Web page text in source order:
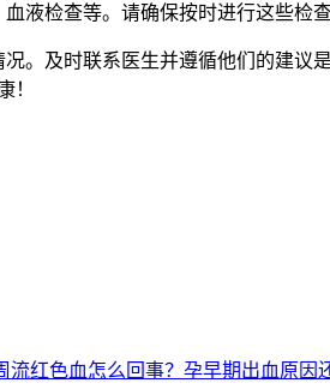
检查等。请确保按时进行这些检查
及时联系医生并遵循他们的建议
！
流红色血怎么回事？孕早期出血原因